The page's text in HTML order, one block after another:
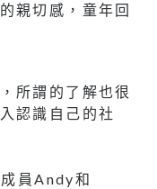
親切感，童年回
所謂的了解也很
認識自己的社
員Andy和